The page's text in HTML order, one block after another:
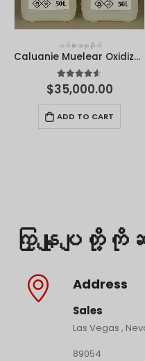
လက်ကားအစုလိုက်
Caluanie Muelear Oxidize - 50 လီတာ။
4.50out of 5
$35,000.00
ADD TO CART
ကြှနျုပျတို့ကို
Address
Sales
Las Vegas ,
89054